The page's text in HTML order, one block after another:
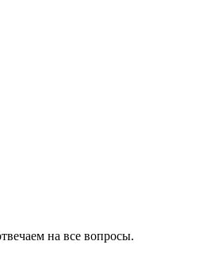
на все вопросы.